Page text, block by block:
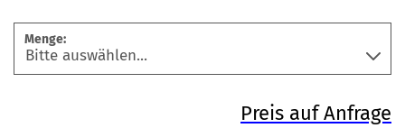
Menge:
Preis auf Anfrage